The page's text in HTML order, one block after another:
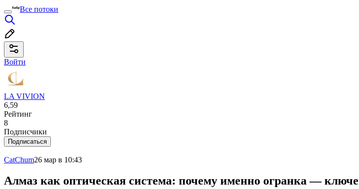
Все потоки
Войти
LA VIVION
6,59
Рейтинг
8
Подписчики
Подписаться
CatChum26 мар в 10:43
Алмаз как оптическая система: почему именно огранка —